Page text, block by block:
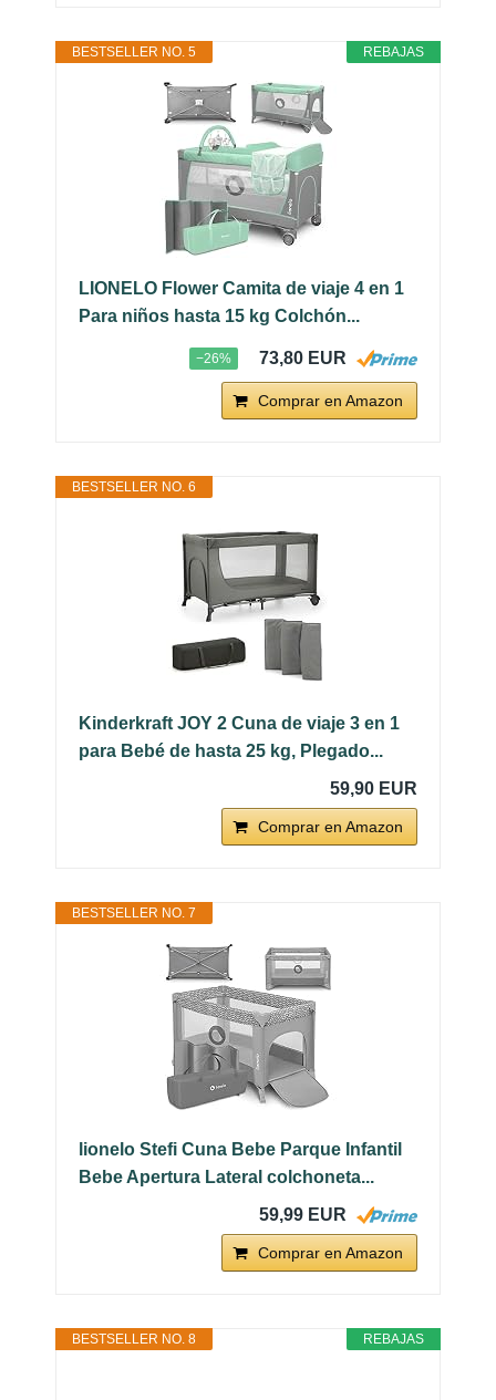
REBAJAS
BESTSELLER NO. 5
LIONELO Flower Camita de viaje 4 en 1
Para niños hasta 15 kg Colchón...
−26% 73,80 EUR
Comprar en Amazon
BESTSELLER NO. 6
Kinderkraft JOY 2 Cuna de viaje 3 en 1
para Bebé de hasta 25 kg, Plegado...
59,90 EUR
Comprar en Amazon
BESTSELLER NO. 7
lionelo Stefi Cuna Bebe Parque Infantil
Bebe Apertura Lateral colchoneta...
59,99 EUR
Comprar en Amazon
REBAJAS
BESTSELLER NO. 8